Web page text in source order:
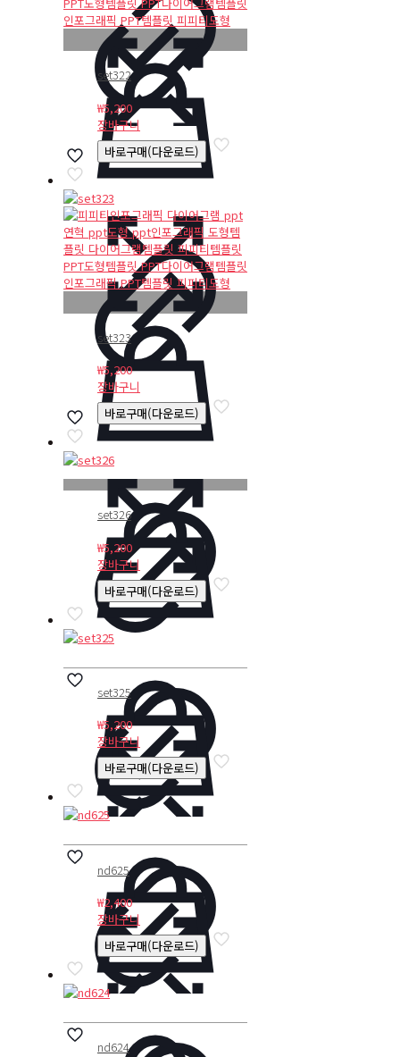
set322
₩5,200
장바구니
바로구매(다운로드)
set323
₩5,200
장바구니
바로구매(다운로드)
set326
₩5,200
장바구니
바로구매(다운로드)
set325
₩5,200
장바구니
바로구매(다운로드)
nd625
₩2,400
장바구니
바로구매(다운로드)
nd624